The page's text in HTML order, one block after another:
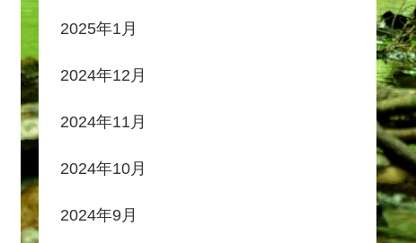
2025年1月
2024年12月
2024年11月
2024年10月
2024年9月